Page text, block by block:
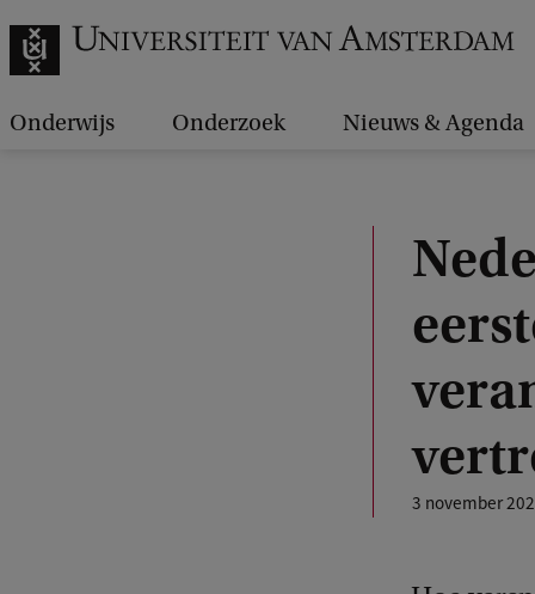
Onderwijs Onderzoek Nieuws & Agenda
3 november